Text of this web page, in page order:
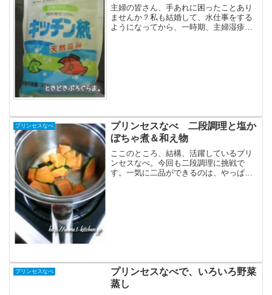
主婦の皆さん、手あれに困ったことあり
ませんか？私も結婚して、水仕事をする
ようになってから、一時期、主婦湿疹に
プリンセスなべ
プリンセスなべ 二段調理と塩か
ぼちゃ煮＆和え物
ここのところ、結構、活躍しているプリ
ンセスなべ。今回も二段調理に挑戦で
す。一気に二品ができるのは、やっぱり
プリンセスなべ
プリンセスなべで、いろいろ野菜
蒸し